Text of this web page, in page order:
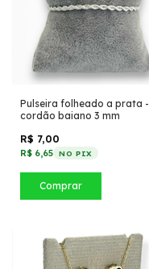
Pulseira folheado a prata -
cordão baiano 3 mm
R$ 7,00
R$ 6,65 NO PIX
Comprar